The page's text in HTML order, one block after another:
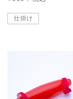
仕掛け